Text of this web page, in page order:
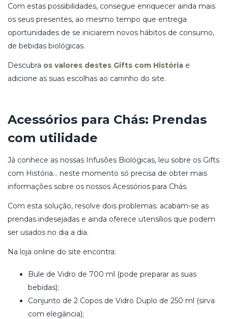
Com estas possibilidades, consegue enriquecer ainda mais
os seus presentes, ao mesmo tempo que entrega
oportunidades de se iniciarem novos hábitos de consumo,
de bebidas biológicas.
Descubra os valores destes Gifts com História e
adicione as suas escolhas ao carrinho do site.
Acessórios para Chás: Prendas
com utilidade
Já conhece as nossas Infusões Biológicas, leu sobre os Gifts
com História… neste momento só precisa de obter mais
informações sobre os nossos Acessórios para Chás.
Com esta solução, resolve dois problemas: acabam-se as
prendas indesejadas e ainda oferece utensílios que podem
ser usados no dia a dia.
Na loja online do site encontra:
Bule de Vidro de 700 ml (pode preparar as suas
bebidas);
Conjunto de 2 Copos de Vidro Duplo de 250 ml (sirva
com elegância);